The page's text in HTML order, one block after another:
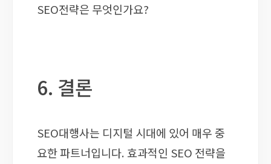
SEO전략은 무엇인가요?
6. 결론
SEO대행사는 디지털 시대에 있어 매우 중
요한 파트너입니다. 효과적인 SEO 전략을